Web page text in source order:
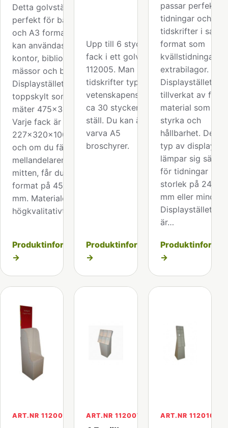
Detta golvställ är
perfekt för både A4
och A3 format och
kan användas på
kontor, bibliotek,
mässor och butiker.
Displaystället har en
toppskylt som
mäter 475x360 mm.
Varje fack är
227x320x100 mm
och om du fäller ner
mellandelaren i
mitten, får du ett
format på 454x320
mm. Materialet är
högkvalitativt…
Produktinformation
→
Upp till 6 stycken
fack i ett golvställ
112005. Man kan ha
tidskrifter typ
vetenskapens värld
ca 30 stycken i ett
ställ. Du kan även
varva A5
broschyrer.
Produktinformation
→
passar perfekt
tidningar och
tidskrifter i
format som
kvällstidningars
extrabilagor.
Displaystället är
tillverkat av
material som ger
styrka och
hållbarhet. Denna
typ av
lämpar sig
för tidningar
storlek på
mm eller mindre.
Displayställets
är…
→
ART.NR 112006-2 ART.NR 112007 ART.NR 112010